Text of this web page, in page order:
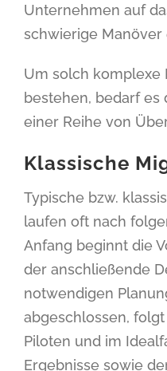
Unternehmen auf
schwierige Manöver
Um solch komplexe
bestehen, bedarf es
einer Reihe von
Klassische
Typische bzw.
laufen oft nach
Anfang beginnt die
der anschließende
notwendigen
abgeschlossen,
Piloten und im
Ergebnisse sowie